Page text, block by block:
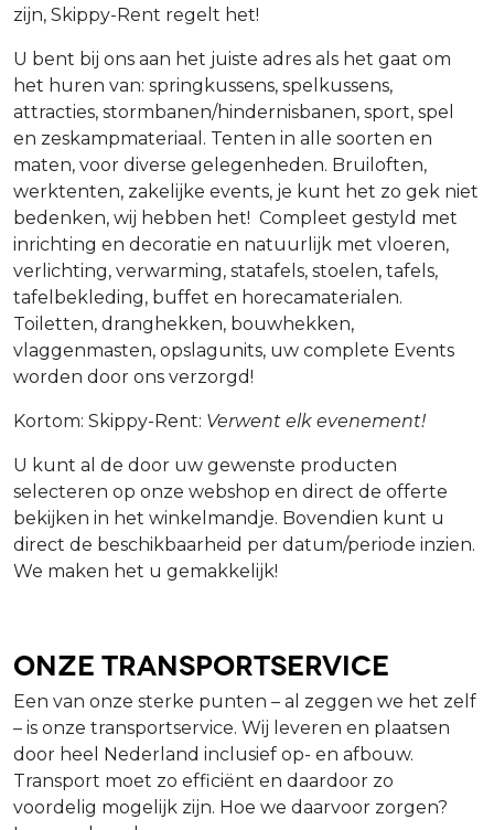
zijn, Skippy-Rent regelt het!
U bent bij ons aan het juiste adres als het gaat om
het huren van: springkussens, spelkussens,
attracties, stormbanen/hindernisbanen, sport, spel
en zeskampmateriaal. Tenten in alle soorten en
maten, voor diverse gelegenheden. Bruiloften,
werktenten, zakelijke events, je kunt het zo gek niet
bedenken, wij hebben het! Compleet gestyld met
inrichting en decoratie en natuurlijk met vloeren,
verlichting, verwarming, statafels, stoelen, tafels,
tafelbekleding, buffet en horecamaterialen.
Toiletten, dranghekken, bouwhekken,
vlaggenmasten, opslagunits, uw complete Events
worden door ons verzorgd!
Kortom: Skippy-Rent: Verwent elk evenement!
U kunt al de door uw gewenste producten
selecteren op onze webshop en direct de offerte
bekijken in het winkelmandje. Bovendien kunt u
direct de beschikbaarheid per datum/periode inzien.
We maken het u gemakkelijk!
Onze Transportservice
Een van onze sterke punten – al zeggen we het zelf
– is onze transportservice. Wij leveren en plaatsen
door heel Nederland inclusief op- en afbouw.
Transport moet zo efficiënt en daardoor zo
voordelig mogelijk zijn. Hoe we daarvoor zorgen?